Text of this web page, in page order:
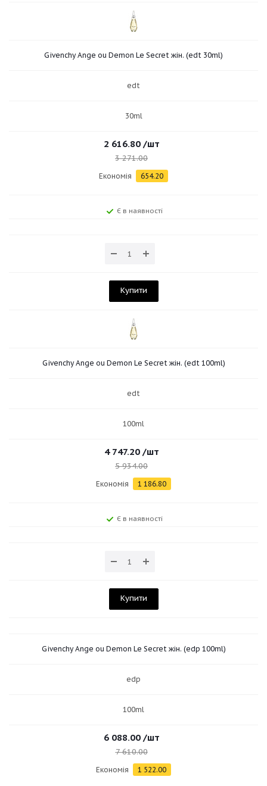
Givenchy Ange ou Demon Le Secret жін. (edt 30ml)
edt
30ml
2 616.80 /шт
3 271.00
Економія 654.20
Є в наявності
Купити
Givenchy Ange ou Demon Le Secret жін. (edt 100ml)
edt
100ml
4 747.20 /шт
5 934.00
Економія 1 186.80
Є в наявності
Купити
Givenchy Ange ou Demon Le Secret жін. (edp 100ml)
edp
100ml
6 088.00 /шт
7 610.00
Економія 1 522.00